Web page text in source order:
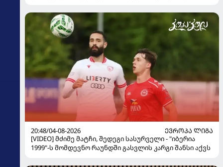
20:48/04-08-2026
ᲔᲕᲠᲝᲞᲐ ᲚᲘᲒᲐ
[VIDEO] მძიმე მატჩი, შედეგი სასურველი - "იბერია
1999"-ს მომდევნო რაუნდში გასვლის კარგი შანსი აქვს